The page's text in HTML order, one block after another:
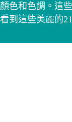
色和色調。這
到這些美麗的21